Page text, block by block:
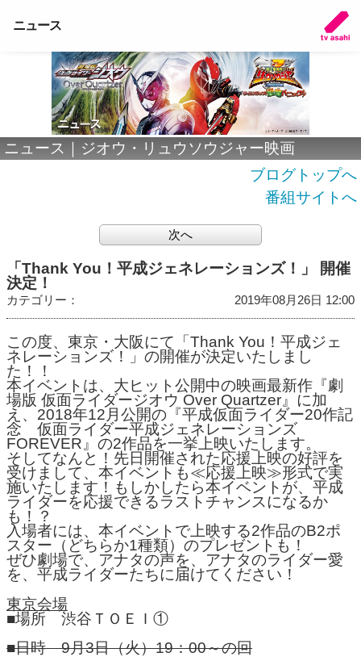
ニュース
ニュース｜ジオウ・リュウソウジャー映画
ブログトップへ
番組サイトへ
次へ
「Thank You！平成ジェネレーションズ！」 開催
決定！
カテゴリー： 2019年08月26日 12:00
この度、東京・大阪にて「Thank You！平成ジェ
ネレーションズ！」の開催が決定いたしまし
た！！
本イベントは、大ヒット公開中の映画最新作『劇
場版 仮面ライダージオウ Over Quartzer』に加
え、2018年12月公開の『平成仮面ライダー20作記
念 仮面ライダー平成ジェネレーションズ
FOREVER』の2作品を一挙上映いたします。
そしてなんと！先日開催された応援上映の好評を
受けまして、本イベントも≪応援上映≫形式で実
施いたします！もしかしたら本イベントが、平成
ライダーを応援できるラストチャンスになるか
も！？
入場者には、本イベントで上映する2作品のB2ポ
スター（どちらか1種類）のプレゼントも！
ぜひ劇場で、アナタの声を、アナタのライダー愛
を、平成ライダーたちに届けてください！
東京会場
■場所 渋谷ＴＯＥＩ①
■日時 9月3日（火）19：00～の回